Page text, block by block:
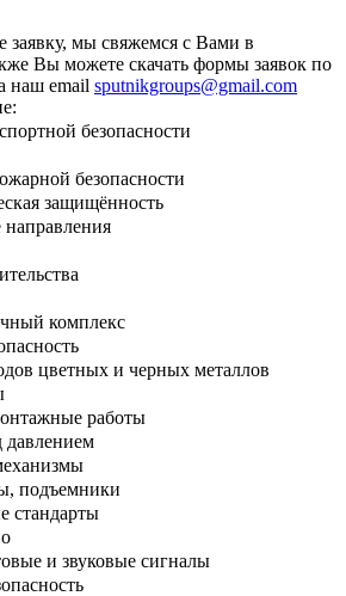
заявку, мы свяжемся с Вами в
Вы можете скачать формы заявок по
наш email sputnikgroups@gmail.com
безопасности
безопасности
защищённость
комплекс
цветных и черных металлов
работы
давлением
подъемники
стандарты
и звуковые сигналы